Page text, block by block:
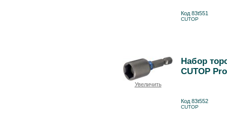
Код 83t551
CUTOP
Увеличить
Набор
CUTOP
Код 83t552
CUTOP